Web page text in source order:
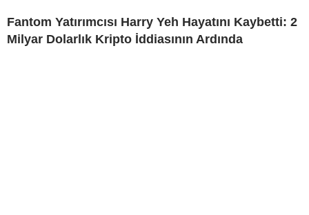
Fantom Yatırımcısı Harry Yeh Hayatını Kaybetti: 2
Milyar Dolarlık Kripto İddiasının Ardında